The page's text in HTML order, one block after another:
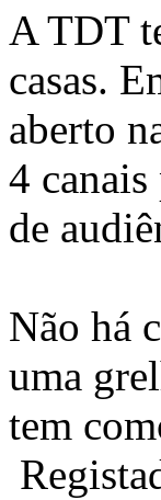
A TDT
casas.
aberto
4
de
Não há
uma
tem